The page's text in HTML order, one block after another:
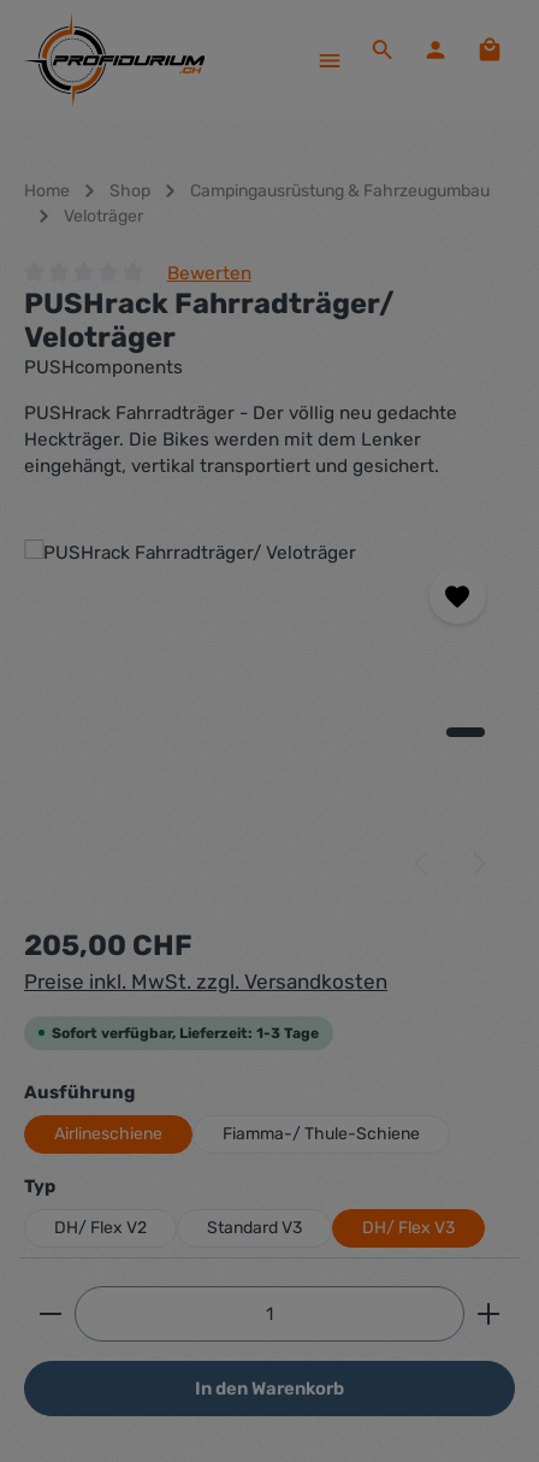
Zum Hauptinhalt springen
Home Shop
Campingausrüstung & Fahrzeugumbau
Veloträger
Durchschnittliche Bewertung von 0 von 5 Sternen
Bewerten
PUSHrack Fahrradträger/
Veloträger
PUSHcomponents
PUSHrack Fahrradträger - Der völlig neu gedachte
Heckträger. Die Bikes werden mit dem Lenker
eingehängt, vertikal transportiert und gesichert.
Bildergalerie überspringen
Regulärer Preis:
205,00 CHF
Preise inkl. MwSt. zzgl. Versandkosten
Sofort verfügbar, Lieferzeit: 1-3 Tage
Ausführungauswählen
Airlineschiene Fiamma-/ Thule-Schiene
Typauswählen
DH/ Flex V2 Standard V3 DH/ Flex V3
Produkt Anzahl: Gib den gewünschten Wert ein
In den Warenkorb